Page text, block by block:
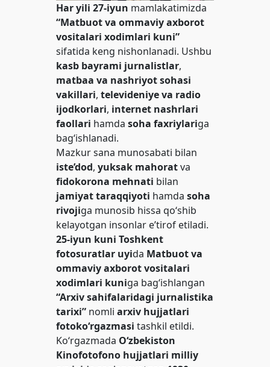
Har yili 27-iyun mamlakatimizda
“Matbuot va ommaviy axborot
vositalari xodimlari kuni”
sifatida keng nishonlanadi. Ushbu
kasb bayrami jurnalistlar,
matbaa va nashriyot sohasi
vakillari,televideniye va radio
ijodkorlari, internet nashrlari
faollari hamdasoha faxriylariga
bag‘ishlanadi.
Mazkur sana munosabati bilan
iste’dod,yuksak mahoratva
fidokorona mehnati bilan
jamiyat taraqqiyoti hamdasoha
rivojiga munosib hissa qo‘shib
kelayotgan insonlar e’tirof etiladi.
25-iyun kuni Toshkent
fotosuratlar uyida Matbuot va
ommaviy axborot vositalari
xodimlari kuniga bag‘ishlangan
“Arxiv sahifalaridagi jurnalistika
tarixi” nomliarxiv hujjatlari
fotoko‘rgazmasi tashkil etildi.
Ko‘rgazmada O‘zbekiston
Kinofotofono hujjatlari milliy